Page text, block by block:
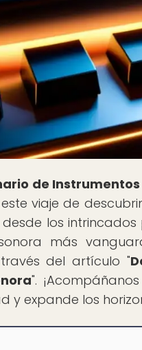
de
viaje de
los
más
del artículo "
".
y expande los